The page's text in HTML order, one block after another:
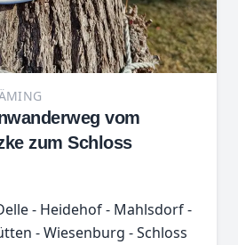
vom
zum Schloss
- Heidehof - Mahlsdorf -
- Wiesenburg - Schloss